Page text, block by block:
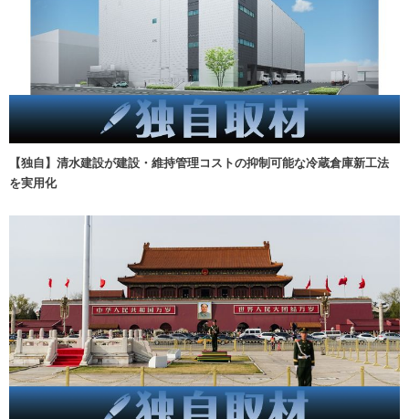
【独自】清水建設が建設・維持管理コストの抑制可能な冷蔵倉庫新工法
を実用化